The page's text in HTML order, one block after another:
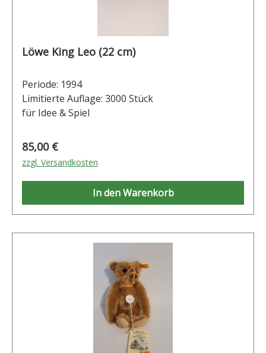
Löwe King Leo (22 cm)
Periode: 1994
Limitierte Auflage: 3000 Stück
für Idee & Spiel
Regulärer Preis:
85,00 €
zzgl. Versandkosten
In den Warenkorb